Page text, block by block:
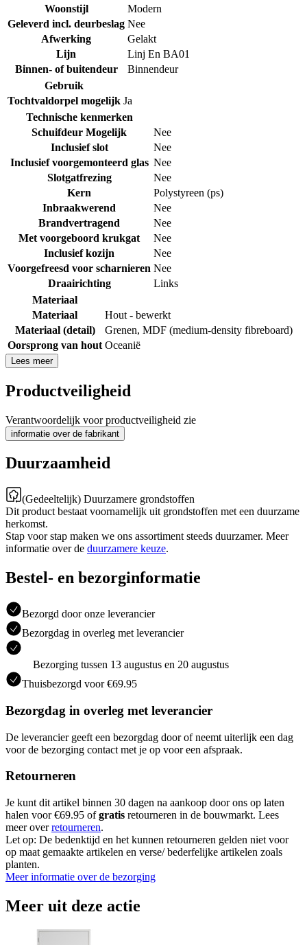
Woonstijl
Modern
Geleverd incl. deurbeslag Nee
Afwerking
Gelakt
Lijn
Linj En BA01
Binnen- of buitendeur
Binnendeur
Gebruik
Tochtvaldorpel mogelijk Ja
Technische kenmerken
Schuifdeur Mogelijk
Nee
Inclusief slot
Nee
Inclusief voorgemonteerd glas Nee
Slotgatfrezing
Nee
Kern
Polystyreen (ps)
Inbraakwerend
Nee
Brandvertragend
Nee
Met voorgeboord krukgat
Nee
Inclusief kozijn
Nee
Voorgefreesd voor scharnieren Nee
Draairichting
Links
Materiaal
Materiaal
Hout - bewerkt
Materiaal (detail)
Grenen, MDF (medium-density fibreboard)
Oorsprong van hout Oceanië
Lees meer
Productveiligheid
Verantwoordelijk voor productveiligheid zie
informatie over de fabrikant
Duurzaamheid
(Gedeeltelijk) Duurzamere grondstoffen
Dit product bestaat voornamelijk uit grondstoffen met een duurzame
herkomst.
Stap voor stap maken we ons assortiment steeds duurzamer. Meer
informatie over de duurzamere keuze.
Bestel- en bezorginformatie
Bezorgd door onze leverancier
Bezorgdag in overleg met leverancier
Bezorging tussen 13 augustus en 20 augustus
Thuisbezorgd voor €69.95
Bezorgdag in overleg met leverancier
De leverancier geeft een bezorgdag door of neemt uiterlijk een dag
voor de bezorging contact met je op voor een afspraak.
Retourneren
Je kunt dit artikel binnen 30 dagen na aankoop door ons op laten
halen voor €69.95 ofgratis retourneren in de bouwmarkt. Lees
meer overretourneren.
Let op: De bedenktijd en het kunnen retourneren gelden niet voor
op maat gemaakte artikelen en verse/ bederfelijke artikelen zoals
planten.
Meer informatie over de bezorging
Meer uit deze actie